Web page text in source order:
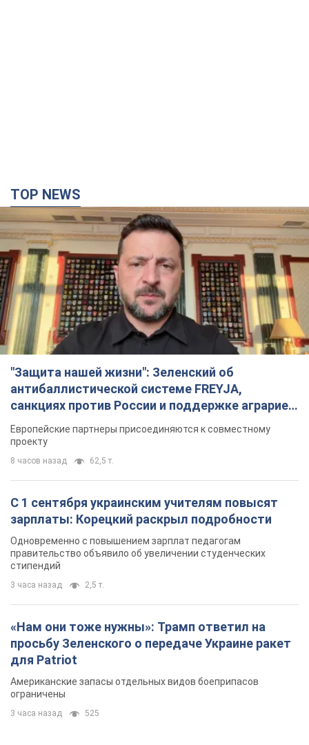
TOP NEWS
"Защита нашей жизни": Зеленский об
антибаллистической системе FREYJA,
санкциях против России и поддержке аграриев.
Видео
Европейские партнеры присоединяются к совместному
проекту
8 часов назад 62,5 т.
С 1 сентября украинским учителям повысят
зарплаты: Корецкий раскрыл подробности
Одновременно с повышением зарплат педагогам
правительство объявило об увеличении студенческих
стипендий
3 часа назад 2,5 т.
«Нам они тоже нужны»: Трамп ответил на
просьбу Зеленского о передаче Украине ракет
для Patriot
Американские запасы отдельных видов боеприпасов
ограничены
3 часа назад 525